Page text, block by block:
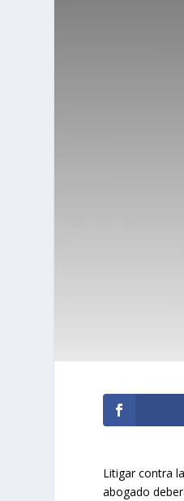
Litigar contra
abogado